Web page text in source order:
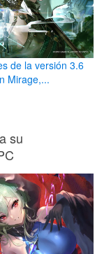
de la versión 3.6
Mirage,...
su